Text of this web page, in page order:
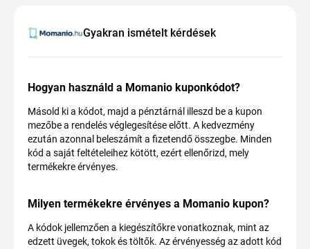
Gyakran ismételt kérdések
Hogyan használd a Momanio kuponkódot?
Másold ki a kódot, majd a pénztárnál illeszd be a kupon
mezőbe a rendelés véglegesítése előtt. A kedvezmény
ezután azonnal beleszámít a fizetendő összegbe. Minden
kód a saját feltételeihez kötött, ezért ellenőrizd, mely
termékekre érvényes.
Milyen termékekre érvényes a Momanio kupon?
A kódok jellemzően a kiegészítőkre vonatkoznak, mint az
edzett üvegek, tokok és töltők. Az érvényesség az adott kód